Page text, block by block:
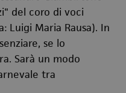
del coro di voci
Luigi Maria Rausa). In
se lo
Sarà un modo
tra